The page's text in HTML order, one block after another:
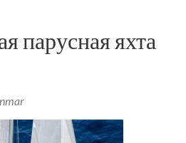
парусная яхта